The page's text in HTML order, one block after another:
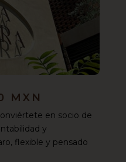
MXN
en socio de
y
flexible y pensado